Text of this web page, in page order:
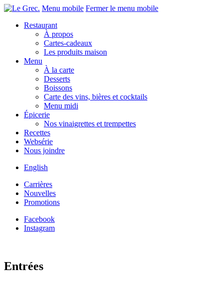
Menu mobile Fermer le menu mobile
Restaurant
À propos
Cartes-cadeaux
Les produits maison
Menu
À la carte
Desserts
Boissons
Carte des vins, bières et cocktails
Menu midi
Épicerie
Nos vinaigrettes et trempettes
Recettes
Websérie
Nous joindre
English
Carrières
Nouvelles
Promotions
Facebook
Instagram
Entrées